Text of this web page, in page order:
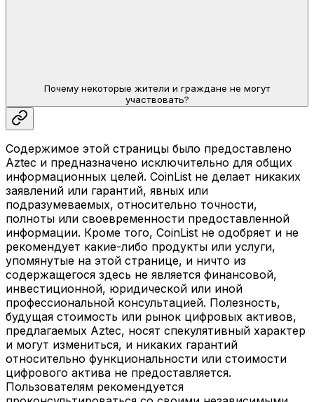
Почему некоторые жители и граждане не могут
участвовать?
Содержимое этой страницы было предоставлено
Aztec и предназначено исключительно для общих
информационных целей. CoinList не делает никаких
заявлений или гарантий, явных или
подразумеваемых, относительно точности,
полноты или своевременности предоставленной
информации. Кроме того, CoinList не одобряет и не
рекомендует какие-либо продукты или услуги,
упомянутые на этой странице, и ничто из
содержащегося здесь не является финансовой,
инвестиционной, юридической или иной
профессиональной консультацией. Полезность,
будущая стоимость или рынок цифровых активов,
предлагаемых Aztec, носят спекулятивный характер
и могут измениться, и никаких гарантий
относительно функциональности или стоимости
цифрового актива не предоставляется.
Пользователям рекомендуется